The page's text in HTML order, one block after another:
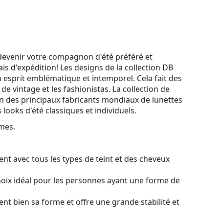
votre compagnon d'été préféré et
d'expédition! Les designs de la collection DB
emblématique et intemporel. Cela fait des
vintage et les fashionistas. La collection de
des principaux fabricants mondiaux de lunettes
d'été classiques et individuels.
avec tous les types de teint et des cheveux
idéal pour les personnes ayant une forme de
bien sa forme et offre une grande stabilité et